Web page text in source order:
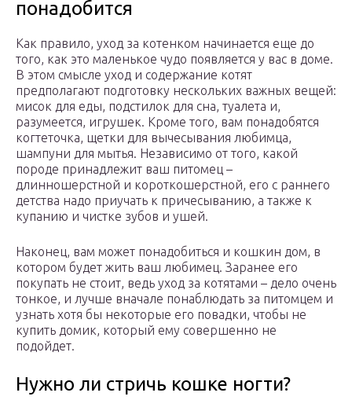
понадобится
Как правило, уход за котенком начинается еще до
того, как это маленькое чудо появляется у вас в доме.
В этом смысле уход и содержание котят
предполагают подготовку нескольких важных вещей:
мисок для еды, подстилок для сна, туалета и,
разумеется, игрушек. Кроме того, вам понадобятся
когтеточка, щетки для вычесывания любимца,
шампуни для мытья. Независимо от того, какой
породе принадлежит ваш питомец –
длинношерстной и короткошерстной, его с раннего
детства надо приучать к причесыванию, а также к
купанию и чистке зубов и ушей.
Наконец, вам может понадобиться и кошкин дом, в
котором будет жить ваш любимец. Заранее его
покупать не стоит, ведь уход за котятами – дело очень
тонкое, и лучше вначале понаблюдать за питомцем и
узнать хотя бы некоторые его повадки, чтобы не
купить домик, который ему совершенно не
подойдет.
Нужно ли стричь кошке ногти?